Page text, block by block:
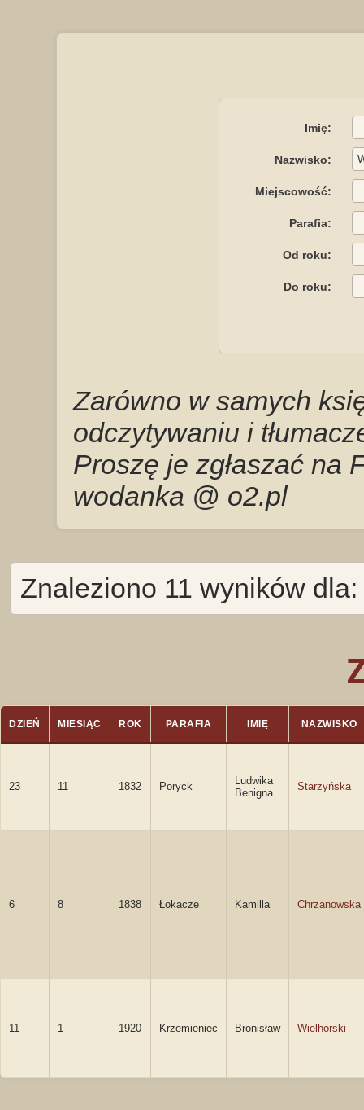
Imię:
Nazwisko:
Miejscowość:
Parafia:
Od roku:
Do roku:
Zarówno w samych
odczytywaniu i
Proszę je zgłaszać na
wodanka @ o2.pl
Znaleziono 11 wyników
DZIEŃ MIESIĄC ROK PARAFIA IMIĘ NAZWISKO
23 11 1832 Poryck
Ludwika
Benigna
Starzyńska
6 8 1838 Łokacze Kamilla Chrzanowska
11 1 1920 Krzemieniec Bronisław Wielhorski